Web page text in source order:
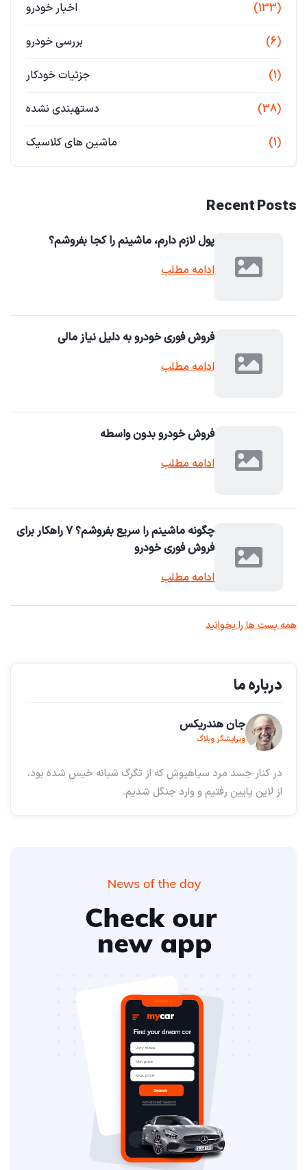
اخبار خودرو (133)
بررسی خودرو (6)
جزئیات خودکار (1)
دستهبندی نشده (38)
ماشین های کلاسیک (1)
Recent Posts
پول لازم دارم، ماشینم را کجا بفروشم؟
ادامه مطلب
فروش فوری خودرو به دلیل نیاز مالی
ادامه مطلب
فروش خودرو بدون واسطه
ادامه مطلب
چگونه ماشینم را سریع بفروشم؟ ۷ راهکار برای
فروش فوری خودرو
ادامه مطلب
همه پست ها را بخوانید
درباره ما
جان هندریکس
ویرایشگر وبلاگ
در کنار جسد مرد سیاهپوش که از تگرگ شبانه خیس شده بود،
از لاین پایین رفتیم و وارد جنگل شدیم.